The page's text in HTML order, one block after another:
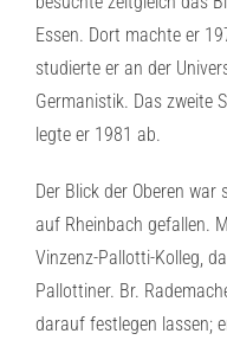
Essen. Dort machte er
studierte er an der
Germanistik. Das zweite
legte er 1981 ab.
Der Blick der Oberen
auf Rheinbach gefallen.
Vinzenz-Pallotti-Kolleg,
Pallottiner. Br.
darauf festlegen lassen;